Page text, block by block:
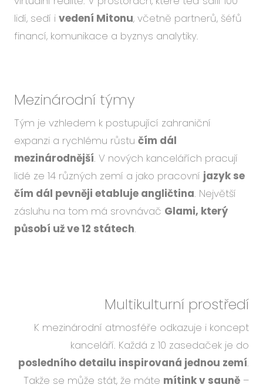
Blog
lidí, sedí i vedení Mitonu, včetně partnerů, šéfů
financí, komunikace a byznys analytiky.
Mezinárodní týmy
Tým je vzhledem k postupující zahraniční
expanzi a rychlému růstu čím dál
mezinárodnější. V nových kancelářích pracují
lidé ze 14 různých zemí a jako pracovní jazyk se
čím dál pevněji etabluje angličtina. Největší
zásluhu na tom má srovnávač Glami, který
působí už ve 12 státech.
Multikulturní prostředí
K mezinárodní atmosféře odkazuje i koncept
kanceláří. Každá z 10 zasedaček je do
posledního detailu inspirovaná jednou zemí.
Takže se může stát, že máte mítink v sauně –